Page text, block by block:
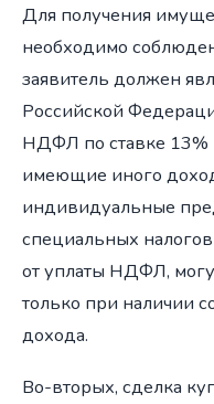
Для получения
необходимо
заявитель должен
Российской
НДФЛ по ставке 13%
имеющие иного
индивидуальные
специальных
от уплаты НДФЛ,
только при наличии
дохода.
Во-вторых, сделка